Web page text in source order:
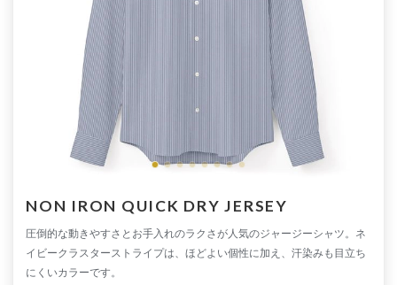
NON IRON QUICK DRY JERSEY
圧倒的な動きやすさとお手入れのラクさが人気のジャージーシャツ。ネ
イビークラスターストライプは、ほどよい個性に加え、汗染みも目立ち
にくいカラーです。